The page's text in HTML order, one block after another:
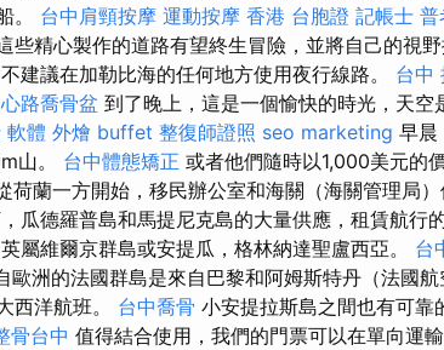
。 台中肩頸按摩 運動按摩 香港 台胞證 記帳士 普
些精心製作的道路有望終生冒險，並將自己的視
建議在加勒比海的任何地方使用夜行線路。 台中
路喬骨盆 到了晚上，這是一個愉快的時光，天空
軟體 外燴 buffet 整復師證照 seo marketing 早晨
山。 台中體態矯正 或者他們隨時以1,000美元的
荷蘭一方開始，移民辦公室和海關（海關管理局
瓜德羅普島和馬提尼克島的大量供應，租賃航行
屬維爾京群島或安提瓜，格林納達聖盧西亞。 台
洲的法國群島是來自巴黎和阿姆斯特丹（法國
西洋航班。 台中喬骨 小安提拉斯島之間也有可靠
骨台中 值得結合使用，我們的門票可以在單向運